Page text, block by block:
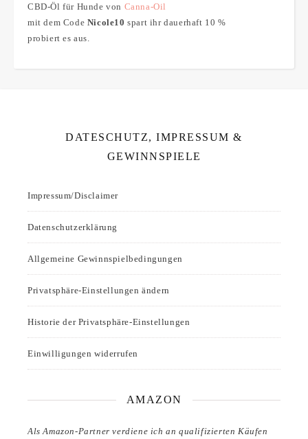
CBD-Öl für Hunde von Canna-Oil
mit dem Code Nicole10 spart ihr dauerhaft 10 %
probiert es aus.
DATESCHUTZ, IMPRESSUM &
GEWINNSPIELE
Impressum/Disclaimer
Datenschutzerklärung
Allgemeine Gewinnspielbedingungen
Privatsphäre-Einstellungen ändern
Historie der Privatsphäre-Einstellungen
Einwilligungen widerrufen
AMAZON
Als Amazon-Partner verdiene ich an qualifizierten Käufen